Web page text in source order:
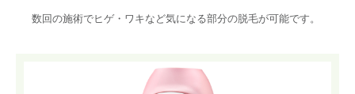
数回の施術でヒゲ・ワキなど気になる部分の脱毛が可能です。